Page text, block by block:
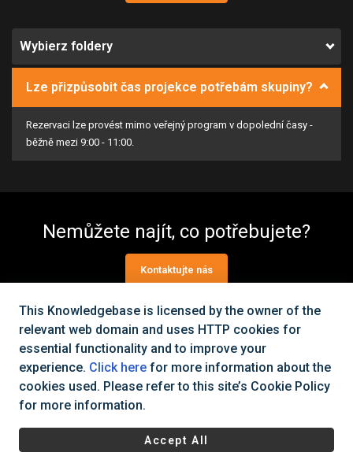
Wybierz foldery
Lze přizpůsobit čas projekce potřebám skupiny?
Rezervaci lze provést mimo veřejný program v dopolední časy -
běžně mezi 9:00 - 11:00.
Nemůžete najít, co potřebujete?
Kontaktujte nás
Všechna práva vyhrazena Cinema City Česká republika2026
Všeobecné obchodní podmínky |
Ochrana osobních údajů a
cookies
This Knowledgebase is licensed by the owner of the
relevant web domain and uses HTTP cookies for
essential functionality and to improve your
experience. Click here for more information about the
cookies used. Please refer to this site’s Cookie Policy
for more information.
Accept All